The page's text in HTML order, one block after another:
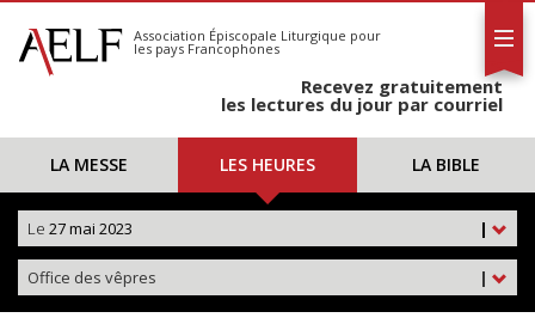
S'abonner
Calendrier
Association Épiscopale Liturgique pour
les pays Francophones
Recevez gratuitement
les lectures du jour par courriel
LA MESSE LES HEURES LA BIBLE
|
Le 27 mai 2023
|
Office des vêpres